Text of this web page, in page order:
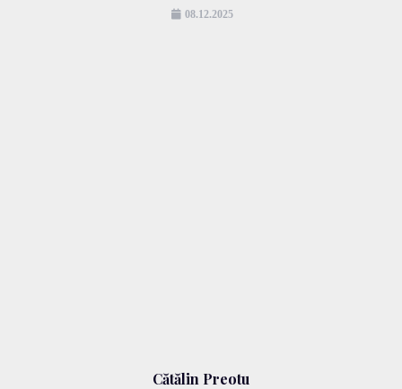
08.12.2025
Cătălin Preotu